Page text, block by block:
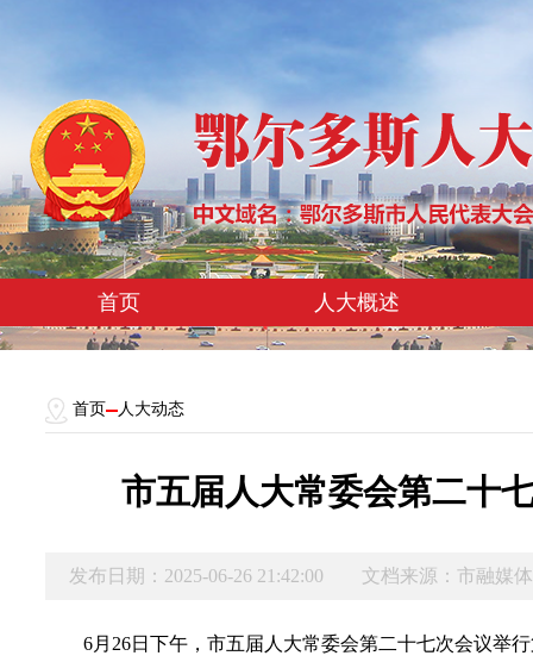
首页 人大概述
首页 人大动态
市五届人大常委会第二十
发布日期：2025-06-26 21:42:00 文档来源：市融媒
6月26日下午， 市五届人 大常委会第二十七次会议举